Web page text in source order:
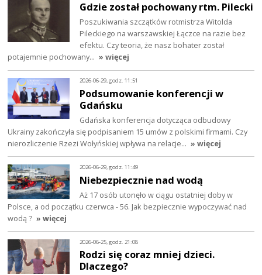
Gdzie został pochowany rtm. Pilecki
Poszukiwania szczątków rotmistrza Witolda
Pileckiego na warszawskiej Łączce na razie bez
efektu. Czy teoria, że nasz bohater został
potajemnie pochowany… » więcej
2026-06-29, godz. 11:51
Podsumowanie konferencji w
Gdańsku
Gdańska konferencja dotycząca odbudowy
Ukrainy zakończyła się podpisaniem 15 umów z polskimi firmami. Czy
nierozliczenie Rzezi Wołyńskiej wpływa na relacje… » więcej
2026-06-29, godz. 11:49
Niebezpiecznie nad wodą
Aż 17 osób utonęło w ciągu ostatniej doby w
Polsce, a od początku czerwca - 56. Jak bezpiecznie wypoczywać nad
wodą ? » więcej
2026-06-25, godz. 21:08
Rodzi się coraz mniej dzieci.
Dlaczego?